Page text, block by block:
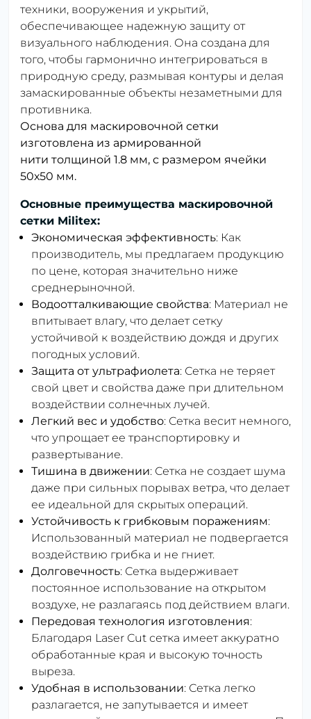
техники, вооружения и укрытий,
обеспечивающее надежную защиту от
визуального наблюдения. Она создана для
того, чтобы гармонично интегрироваться в
природную среду, размывая контуры и делая
замаскированные объекты незаметными для
противника.
Основа для маскировочной сетки
изготовлена ​​из армированной
нити толщиной 1.8 мм, с размером ячейки
50х50 мм.
Основные преимущества маскировочной
сетки Militex:
Экономическая эффективность: Как
производитель, мы предлагаем продукцию
по цене, которая значительно ниже
среднерыночной.
Водоотталкивающие свойства: Материал не
впитывает влагу, что делает сетку
устойчивой к воздействию дождя и других
погодных условий.
Защита от ультрафиолета: Сетка не теряет
свой цвет и свойства даже при длительном
воздействии солнечных лучей.
Легкий вес и удобство: Сетка весит немного,
что упрощает ее транспортировку и
развертывание.
Тишина в движении: Сетка не создает шума
даже при сильных порывах ветра, что делает
ее идеальной для скрытых операций.
Устойчивость к грибковым поражениям:
Использованный материал не подвергается
воздействию грибка и не гниет.
Долговечность: Сетка выдерживает
постоянное использование на открытом
воздухе, не разлагаясь под действием влаги.
Передовая технология изготовления:
Благодаря Laser Cut сетка имеет аккуратно
обработанные края и высокую точность
выреза.
Удобная в использовании: Сетка легко
разлагается, не запутывается и имеет